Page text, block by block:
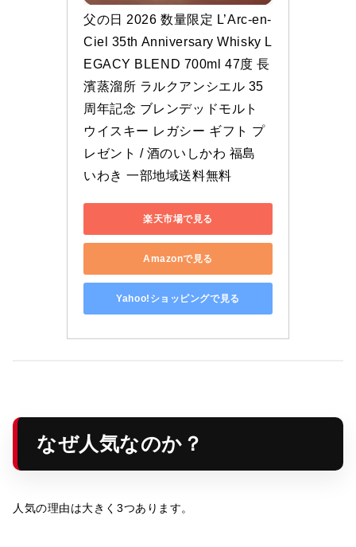
父の日 2026 数量限定 L’Arc-en-
Ciel 35th Anniversary Whisky L
EGACY BLEND 700ml 47度 長
濱蒸溜所 ラルクアンシエル 35
周年記念 ブレンデッドモルト
ウイスキー レガシー ギフト プ
レゼント / 酒のいしかわ 福島
いわき 一部地域送料無料
楽天市場で見る
Amazonで見る
Yahoo!ショッピングで見る
なぜ人気なのか？
人気の理由は大きく3つあります。